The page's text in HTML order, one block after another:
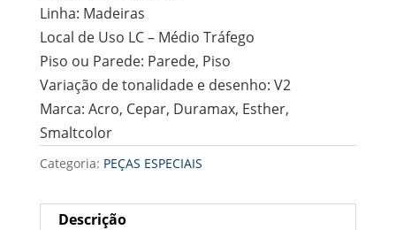
Linha: Madeiras
Local de Uso LC – Médio Tráfego
Piso ou Parede: Parede, Piso
Variação de tonalidade e desenho: V2
Marca: Acro, Cepar, Duramax, Esther,
Smaltcolor
Categoria: PEÇAS ESPECIAIS
Descrição